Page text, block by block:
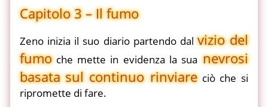
Capitolo 3 – Il fumo
Zeno inizia il suo diario partendo dalvizio del
fumoche mette in evidenza la sua nevrosi
basata sul continuo rinviareciò che si
ripromette di fare.